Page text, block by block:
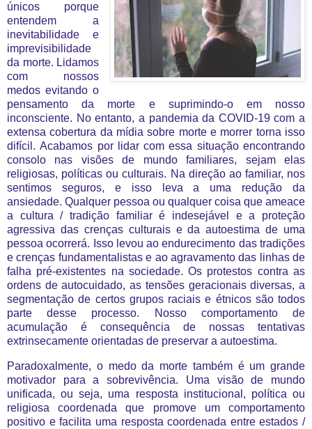
únicos porque
entendem a
inevitabilidade e
imprevisibilidade
da morte. Lidamos
com nossos
medos evitando o
pensamento da morte e suprimindo-o em nosso
inconsciente. No entanto, a pandemia da COVID-19 com a
extensa cobertura da mídia sobre morte e morrer torna isso
difícil. Acabamos por lidar com essa situação encontrando
consolo nas visões de mundo familiares, sejam elas
religiosas, políticas ou culturais. Na direção ao familiar, nos
sentimos seguros, e isso leva a uma redução da
ansiedade. Qualquer pessoa ou qualquer coisa que ameace
a cultura / tradição familiar é indesejável e a proteção
agressiva das crenças culturais e da autoestima de uma
pessoa ocorrerá. Isso levou ao endurecimento das tradições
e crenças fundamentalistas e ao agravamento das linhas de
falha pré-existentes na sociedade. Os protestos contra as
ordens de autocuidado, as tensões geracionais diversas, a
segmentação de certos grupos raciais e étnicos são todos
parte desse processo. Nosso comportamento de
acumulação é consequência de nossas tentativas
extrinsecamente orientadas de preservar a autoestima.
Paradoxalmente, o medo da morte também é um grande
motivador para a sobrevivência. Uma visão de mundo
unificada, ou seja, uma resposta institucional, política ou
religiosa coordenada que promove um comportamento
positivo e facilita uma resposta coordenada entre estados /